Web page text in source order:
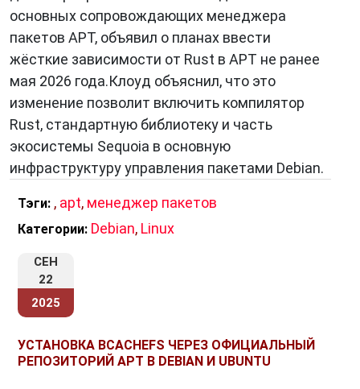
основных сопровождающих менеджера
пакетов APT, объявил о планах ввести
жёсткие зависимости от Rust в APT не ранее
мая 2026 года.Клоуд объяснил, что это
изменение позволит включить компилятор
Rust, стандартную библиотеку и часть
экосистемы Sequoia в основную
инфраструктуру управления пакетами Debian.
Тэги: , apt, менеджер пакетов
Категории: Debian, Linux
СЕН
22
2025
УСТАНОВКА BCACHEFS ЧЕРЕЗ ОФИЦИАЛЬНЫЙ
РЕПОЗИТОРИЙ APT В DEBIAN И UBUNTU